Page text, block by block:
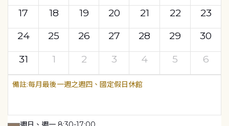
17
18 19 20 21 22
23
24
25 26 27 28 29
30
31
1 2 3 4 5 6
每月最後一週之週四、國定假日休館